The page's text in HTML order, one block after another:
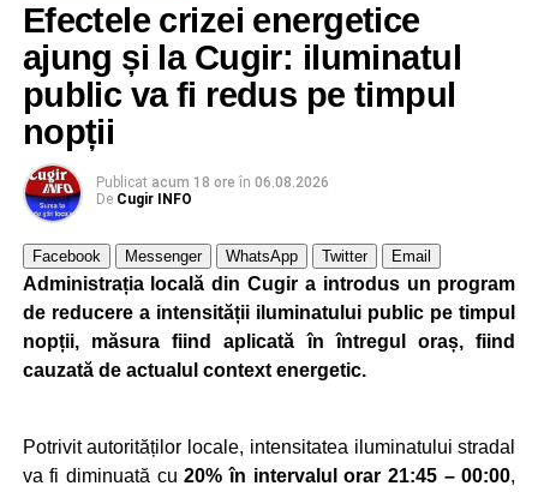
Efectele crizei energetice
ajung și la Cugir: iluminatul
public va fi redus pe timpul
nopții
Publicat acum 18 ore în 06.08.2026
De Cugir INFO
Facebook Messenger WhatsApp Twitter Email
Administrația locală din Cugir a introdus un program
de reducere a intensității iluminatului public pe timpul
nopții, măsura fiind aplicată în întregul oraș, fiind
cauzată de actualul context energetic.
Potrivit autorităților locale, intensitatea iluminatului stradal
va fi diminuată cu20% în intervalul orar 21:45 – 00:00,